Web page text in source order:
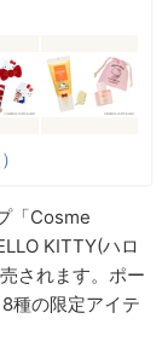
「Cosme
KITTY(ハロ
されます。ポー
種の限定アイテ